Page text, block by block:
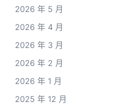
2026 年 5 月
2026 年 4 月
2026 年 3 月
2026 年 2 月
2026 年 1 月
2025 年 12 月